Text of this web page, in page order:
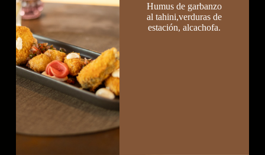
Humus de garbanzo
al tahini,verduras de
estación, alcachofa.